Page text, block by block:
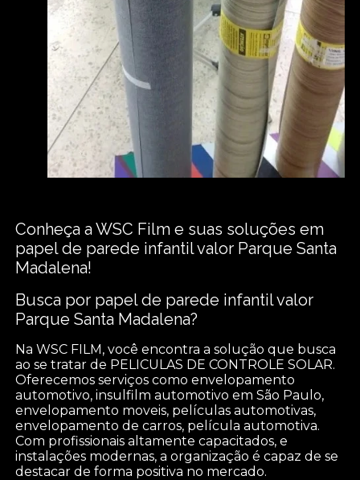
Conheça a WSC Film e suas soluções em
papel de parede infantil valor Parque Santa
Madalena!
Busca por papel de parede infantil valor
Parque Santa Madalena?
Na WSC FILM, você encontra a solução que busca
ao se tratar de PELICULAS DE CONTROLE SOLAR.
Oferecemos serviços como envelopamento
automotivo, insulfilm automotivo em São Paulo,
envelopamento moveis, películas automotivas,
envelopamento de carros, película automotiva.
Com profissionais altamente capacitados, e
instalações modernas, a organização é capaz de se
destacar de forma positiva no mercado.